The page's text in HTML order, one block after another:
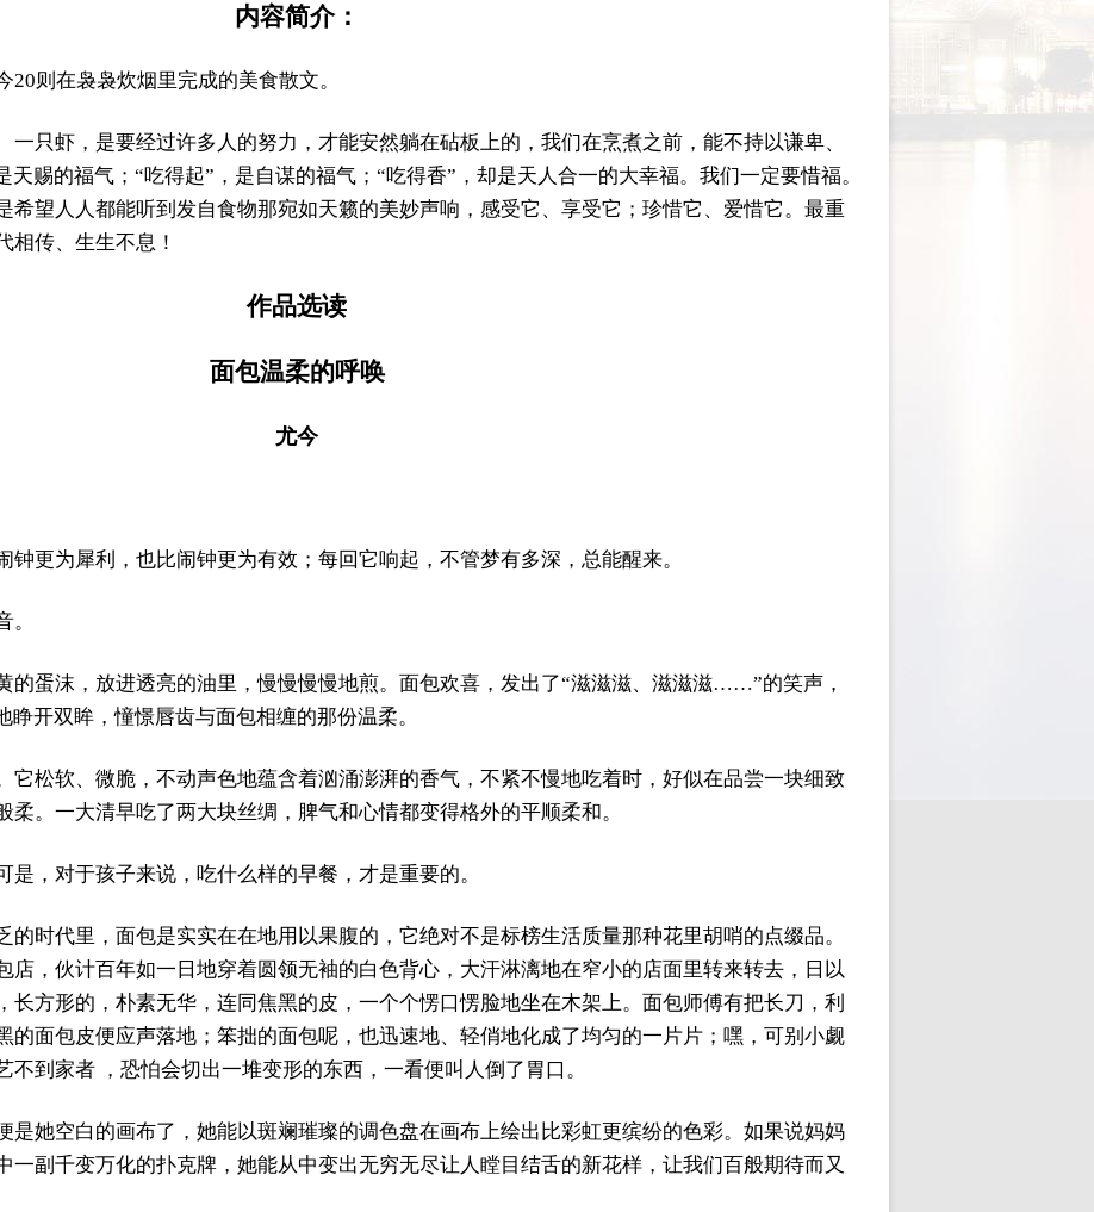
内容简介：
20则在袅袅炊烟里完成的美食散文。
一只虾，是要经过许多人的努力，才能安然躺在砧板上的，我们在烹煮之前，能不持以谦卑、
天赐的福气；“吃得起”，是自谋的福气；“吃得香”，却是天人合一的大幸福。我们一定要惜福。
希望人人都能听到发自食物那宛如天籁的美妙声响，感受它、享受它；珍惜它、爱惜它。最重
相传、生生不息！
作品选读
面包温柔的呼唤
尤今
钟更为犀利，也比闹钟更为有效；每回它响起，不管梦有多深，总能醒来。
的蛋沫，放进透亮的油里，慢慢慢慢地煎。面包欢喜，发出了“滋滋滋、滋滋滋……”的笑声，
睁开双眸，憧憬唇齿与面包相缠的那份温柔。
它松软、微脆，不动声色地蕴含着汹涌澎湃的香气，不紧不慢地吃着时，好似在品尝一块细致
柔。一大清早吃了两大块丝绸，脾气和心情都变得格外的平顺柔和。
是，对于孩子来说，吃什么样的早餐，才是重要的。
的时代里，面包是实实在在地用以果腹的，它绝对不是标榜生活质量那种花里胡哨的点缀品。
店，伙计百年如一日地穿着圆领无袖的白色背心，大汗淋漓地在窄小的店面里转来转去，日以
长方形的，朴素无华，连同焦黑的皮，一个个愣口愣脸地坐在木架上。面包师傅有把长刀，利
的面包皮便应声落地；笨拙的面包呢，也迅速地、轻俏地化成了均匀的一片片；嘿，可别小觑
到家者 ，恐怕会切出一堆变形的东西，一看便叫人倒了胃口。
是她空白的画布了，她能以斑斓璀璨的调色盘在画布上绘出比彩虹更缤纷的色彩。如果说妈妈
一副千变万化的扑克牌，她能从中变出无穷无尽让人瞠目结舌的新花样，让我们百般期待而又